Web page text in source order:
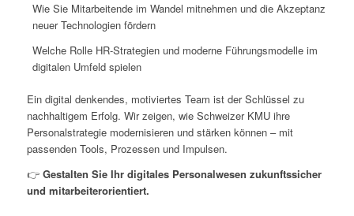
Wie Sie Mitarbeitende im Wandel mitnehmen und die Akzeptanz
neuer Technologien fördern
Welche Rolle HR-Strategien und moderne Führungsmodelle im
digitalen Umfeld spielen
Ein digital denkendes, motiviertes Team ist der Schlüssel zu
nachhaltigem Erfolg. Wir zeigen, wie Schweizer KMU ihre
Personalstrategie modernisieren und stärken können – mit
passenden Tools, Prozessen und Impulsen.
👉 Gestalten Sie Ihr digitales Personalwesen zukunftssicher
und mitarbeiterorientiert.